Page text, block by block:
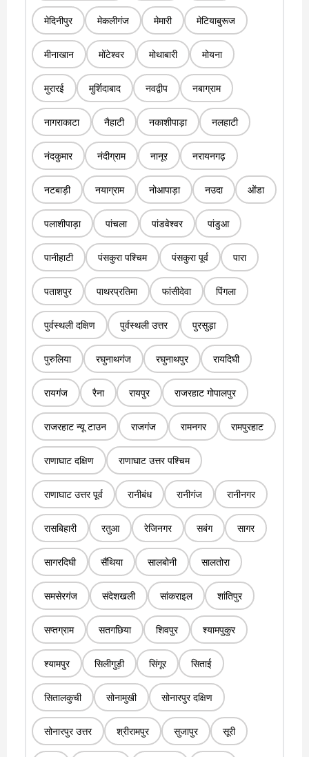
मेदिनीपुर मेकलीगंज मेमारी मेटियाबुरूज
मीनाखान मोंटेश्वर मोथाबारी मोयना
मुरारई मुर्शिदाबाद नवद्वीप नबाग्राम
नागराकाटा नैहाटी नकाशीपाड़ा नलहाटी
नंदकुमार नंदीग्राम नानूर नरायनगढ़
नटबाड़ी नयाग्राम नोआपाड़ा नउदा ओंडा
पलाशीपाड़ा पांचला पांडवेश्वर पांडुआ
पानीहाटी पंसकुरा पश्चिम पंसकुरा पूर्व पारा
पताशपुर पाथरप्रतिमा फांसीदेवा पिंगला
पुर्वस्थली दक्षिण पुर्वस्थली उत्तर पुरसुड़ा
पुरुलिया रघुनाथगंज रघुनाथपुर रायदिघी
रायगंज रैना रायपुर राजरहाट गोपालपुर
राजरहाट न्यू टाउन राजगंज रामनगर रामपुरहाट
राणाघाट दक्षिण राणाघाट उत्तर पश्चिम
राणाघाट उत्तर पूर्व रानीबंध रानीगंज रानीनगर
रासबिहारी रतुआ रेजिनगर सबंग सागर
सागरदिघी सैंथिया सालबोनी सालतोरा
समसेरगंज संदेशखली सांकराइल शांतिपुर
सप्तग्राम सतगछिया शिवपुर श्यामपुकुर
श्यामपुर सिलीगुड़ी सिंगूर सिताई
सितालकुची सोनामुखी सोनारपुर दक्षिण
सोनारपुर उत्तर श्रीरामपुर सुजापुर सूरी